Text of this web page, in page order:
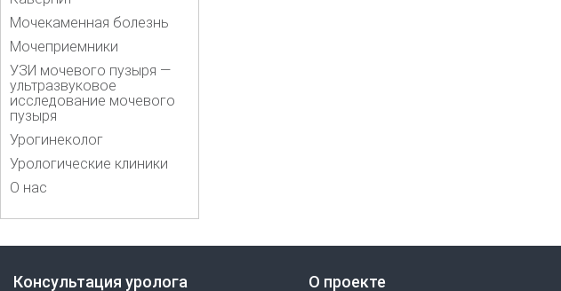
Мочекаменная болезнь
Мочеприемники
УЗИ мочевого пузыря —
ультразвуковое
исследование мочевого
пузыря
Урогинеколог
Урологические клиники
О нас
Консультация уролога О проекте